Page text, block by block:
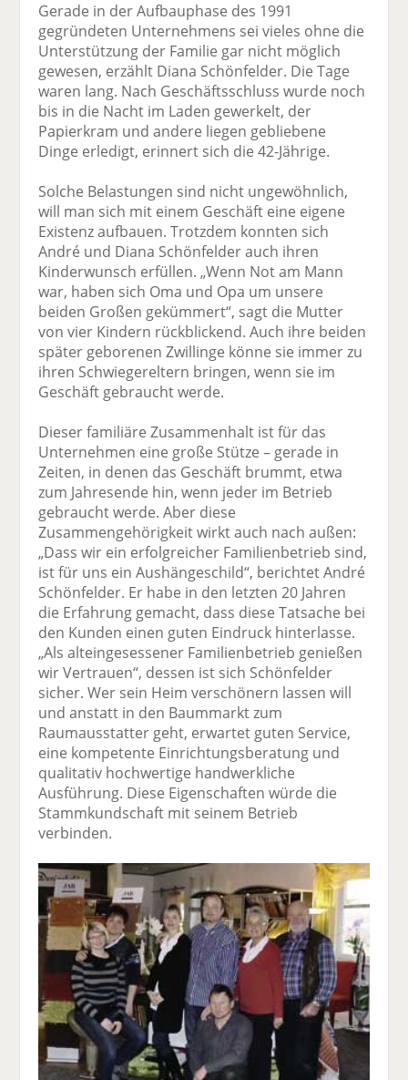
Gerade in der Aufbauphase des 1991
gegründeten Unternehmens sei vieles ohne die
Unterstützung der Familie gar nicht möglich
gewesen, erzählt Diana Schönfelder. Die Tage
waren lang. Nach Geschäftsschluss wurde noch
bis in die Nacht im Laden gewerkelt, der
Papierkram und andere liegen gebliebene
Dinge erledigt, erinnert sich die 42-Jährige.
Solche Belastungen sind nicht ungewöhnlich,
will man sich mit einem Geschäft eine eigene
Existenz aufbauen. Trotzdem konnten sich
André und Diana Schönfelder auch ihren
Kinderwunsch erfüllen. „Wenn Not am Mann
war, haben sich Oma und Opa um unsere
beiden Großen gekümmert“, sagt die Mutter
von vier Kindern rückblickend. Auch ihre beiden
später geborenen Zwillinge könne sie immer zu
ihren Schwiegereltern bringen, wenn sie im
Geschäft gebraucht werde.
Dieser familiäre Zusammenhalt ist für das
Unternehmen eine große Stütze – gerade in
Zeiten, in denen das Geschäft brummt, etwa
zum Jahresende hin, wenn jeder im Betrieb
gebraucht werde. Aber diese
Zusammengehörigkeit wirkt auch nach außen:
„Dass wir ein erfolgreicher Familienbetrieb sind,
ist für uns ein Aushängeschild“, berichtet André
Schönfelder. Er habe in den letzten 20 Jahren
die Erfahrung gemacht, dass diese Tatsache bei
den Kunden einen guten Eindruck hinterlasse.
„Als alteingesessener Familienbetrieb genießen
wir Vertrauen“, dessen ist sich Schönfelder
sicher. Wer sein Heim verschönern lassen will
und anstatt in den Baummarkt zum
Raumausstatter geht, erwartet guten Service,
eine kompetente Einrichtungsberatung und
qualitativ hochwertige handwerkliche
Ausführung. Diese Eigenschaften würde die
Stammkundschaft mit seinem Betrieb
verbinden.